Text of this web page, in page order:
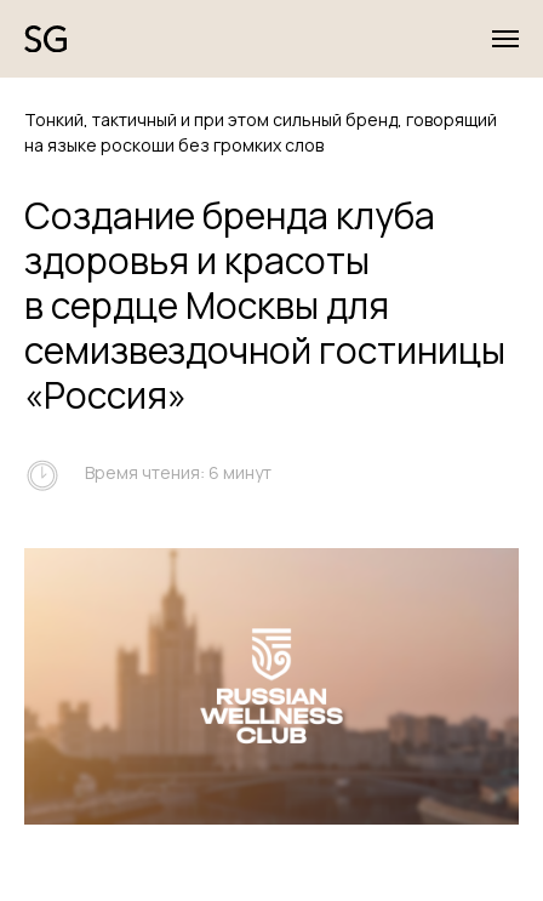
Тонкий, тактичный и при этом сильный бренд, говорящий
на языке роскоши без громких слов
Создание бренда клуба
здоровья и красоты
в сердце Москвы для
семизвездочной гостиницы
«Россия»
Время чтения: 6 минут